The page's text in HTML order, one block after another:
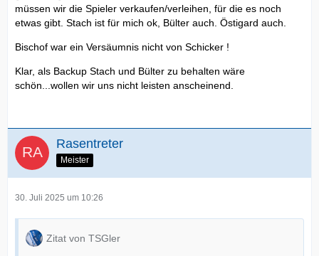
müssen wir die Spieler verkaufen/verleihen, für die es noch
etwas gibt. Stach ist für mich ok, Bülter auch. Östigard auch.
Bischof war ein Versäumnis nicht von Schicker !
Klar, als Backup Stach und Bülter zu behalten wäre
schön...wollen wir uns nicht leisten anscheinend.
Rasentreter
Meister
30. Juli 2025 um 10:26
Zitat von TSGler